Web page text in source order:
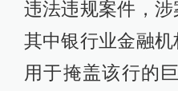
违法违规案件，涉
其中银行业金融
用于掩盖该行的